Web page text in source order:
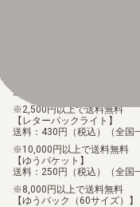
送料：100円（税込）（全国
2,500円以上で送料無料
【レターパックライト】
送料：430円（税込）（全国
10,000円以上で送料無料
【ゆうパケット】
送料：250円（税込）（全国
8,000円以上で送料無料
【ゆうパック（60サイズ）】